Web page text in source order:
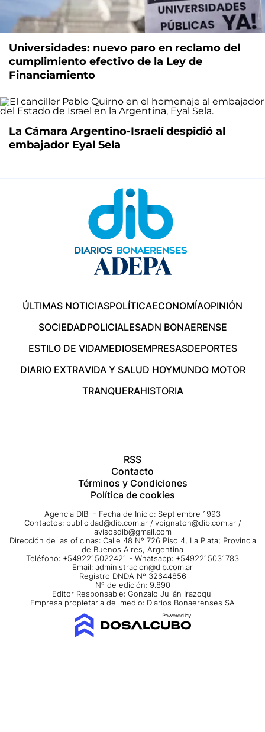
Universidades: nuevo paro en reclamo del
cumplimiento efectivo de la Ley de
Financiamiento
La Cámara Argentino-Israelí despidió al
embajador Eyal Sela
ÚLTIMAS NOTICIASPOLÍTICAECONOMÍAOPINIÓN
SOCIEDADPOLICIALESADN BONAERENSE
ESTILO DE VIDAMEDIOSEMPRESASDEPORTES
DIARIO EXTRAVIDA Y SALUD HOYMUNDO MOTOR
TRANQUERAHISTORIA
RSS
Contacto
Términos y Condiciones
Política de cookies
Agencia DIB - Fecha de Inicio: Septiembre 1993
Contactos: publicidad@dib.com.ar / vpignaton@dib.com.ar /
avisosdib@gmail.com
Dirección de las oficinas: Calle 48 Nº 726 Piso 4, La Plata; Provincia
de Buenos Aires, Argentina
Teléfono: +5492215022421 - Whatsapp: +5492215031783
Email: administracion@dib.com.ar
Registro DNDA Nº 32644856
Nº de edición: 9.890
Editor Responsable: Gonzalo Julián Irazoqui
Empresa propietaria del medio: Diarios Bonaerenses SA